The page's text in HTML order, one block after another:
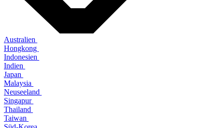
Australien
Hongkong
Indonesien
Indien
Japan
Malaysia
Neuseeland
Singapur
Thailand
Taiwan